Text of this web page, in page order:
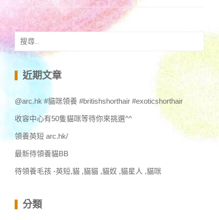
搜
尋
鍵 近期文章
@arc.hk #貓咪領養 #britishshorthair #exoticshorthair
收容中心有50隻貓咪等待你來挑選^^
領養英短 arc.hk/
最新待領養貓BB
待領養毛孩 -英短,貓 ,貓貓 ,貓奴 ,貓星人 ,貓咪
分類